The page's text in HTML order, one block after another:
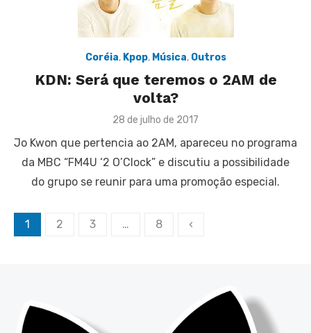
Coréia, Kpop, Música, Outros
KDN: Será que teremos o 2AM de
volta?
Posted
28 de julho de 2017
Jo Kwon que pertencia ao 2AM, apareceu no programa
da MBC “FM4U ‘2 O’Clock” e discutiu a possibilidade
do grupo se reunir para uma promoção especial.
Paginação
1 2 3 … 8 ‹